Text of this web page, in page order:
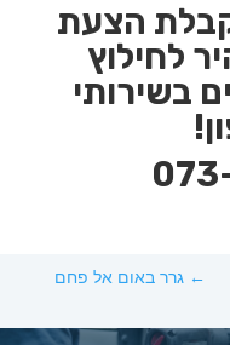
הצעת
לחילוץ
בשירותי
←גרר באום אל פחם